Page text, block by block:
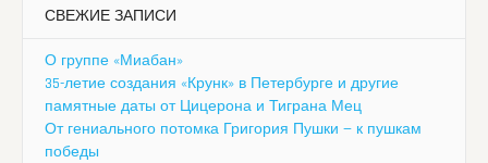
СВЕЖИЕ ЗАПИСИ
О группе «Миабан»
35-летие создания «Крунк» в Петербурге и другие
памятные даты от Цицерона и Тиграна Мец
От гениального потомка Григория Пушки — к пушкам
победы